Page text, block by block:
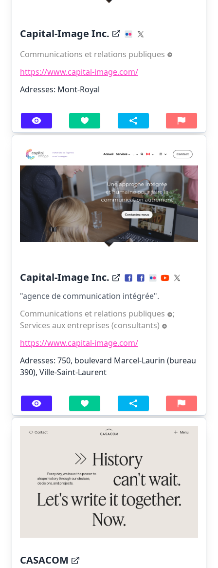
Capital-Image Inc.
Communications et relations publiques
https://www.capital-image.com/
Adresses: Mont-Royal
Capital-Image Inc.
"agence de communication intégrée".
Communications et relations publiques
;
Services aux entreprises (consultants)
https://www.capital-image.com/
Adresses: 750, boulevard Marcel-Laurin (bureau
390), Ville-Saint-Laurent
CASACOM